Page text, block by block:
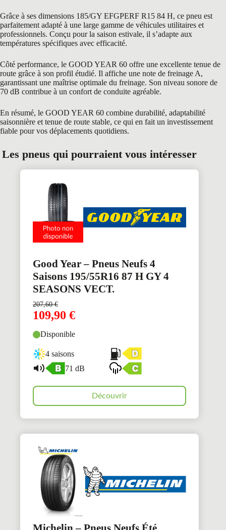
Grâce à ses dimensions 185/GY EFGPERF R15 84 H, ce pneu est
parfaitement adapté à une large gamme de véhicules utilitaires et
professionnels. Conçu pour la saison estivale, il s’adapte aux
températures spécifiques avec efficacité.
Côté performance, le GOOD YEAR 60 offre une excellente tenue de
route grâce à son profil étudié. Il affiche une note de freinage A,
garantissant une maîtrise optimale du freinage. Son niveau sonore de
70 dB contribue à un confort de conduite agréable.
En résumé, le GOOD YEAR 60 combine durabilité, adaptabilité
saisonnière et tenue de route stable, ce qui en fait un investissement
fiable pour vos déplacements quotidiens.
Les pneus qui pourraient vous intéresser
Good Year – Pneus Neufs 4
Saisons 195/55R16 87 H GY 4
SEASONS VECT.
207,60€
109,90 €
Disponible
4 saisons
71 dB
Découvrir